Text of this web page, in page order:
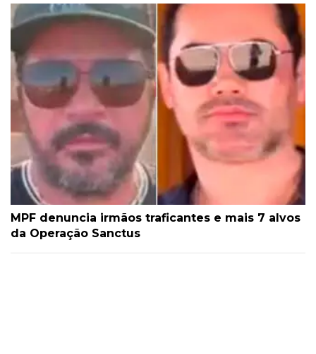
MPF denuncia irmãos traficantes e mais 7 alvos
da Operação Sanctus